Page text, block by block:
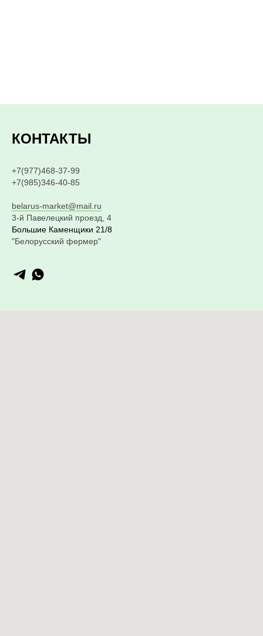
КОНТАКТЫ
+7(977)468-37-99
+7(985)346-40-85
belarus-market@mail.ru
3-й Павелецкий проезд, 4
Большие Каменщики 21/8
"Белорусский фермер"